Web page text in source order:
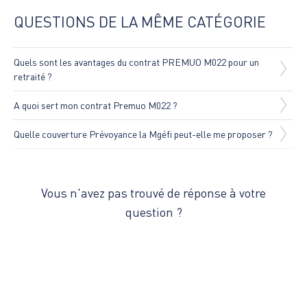
QUESTIONS DE LA MÊME CATÉGORIE
Quels sont les avantages du contrat PREMUO M022 pour un
retraité ?
A quoi sert mon contrat Premuo M022 ?
Quelle couverture Prévoyance la Mgéfi peut-elle me proposer ?
Vous n'avez pas trouvé de réponse à votre
question ?